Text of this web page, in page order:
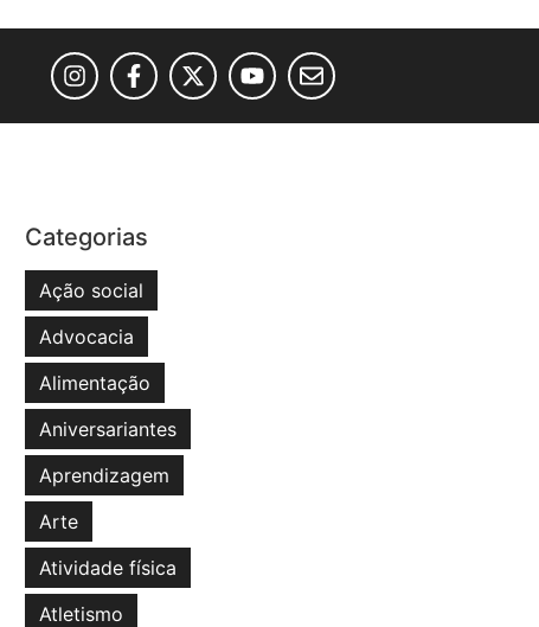
Categorias
Ação social
Advocacia
Alimentação
Aniversariantes
Aprendizagem
Arte
Atividade física
Atletismo